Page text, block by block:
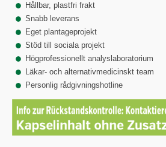
Hållbar, plastfri frakt
Snabb leverans
Eget plantageprojekt
Stöd till sociala projekt
Högprofessionellt analyslaboratorium
Läkar- och alternativmedicinskt team
Personlig rådgivningshotline